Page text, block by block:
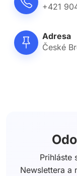
+421
Adresa
České
Prihláste
Newslettera a